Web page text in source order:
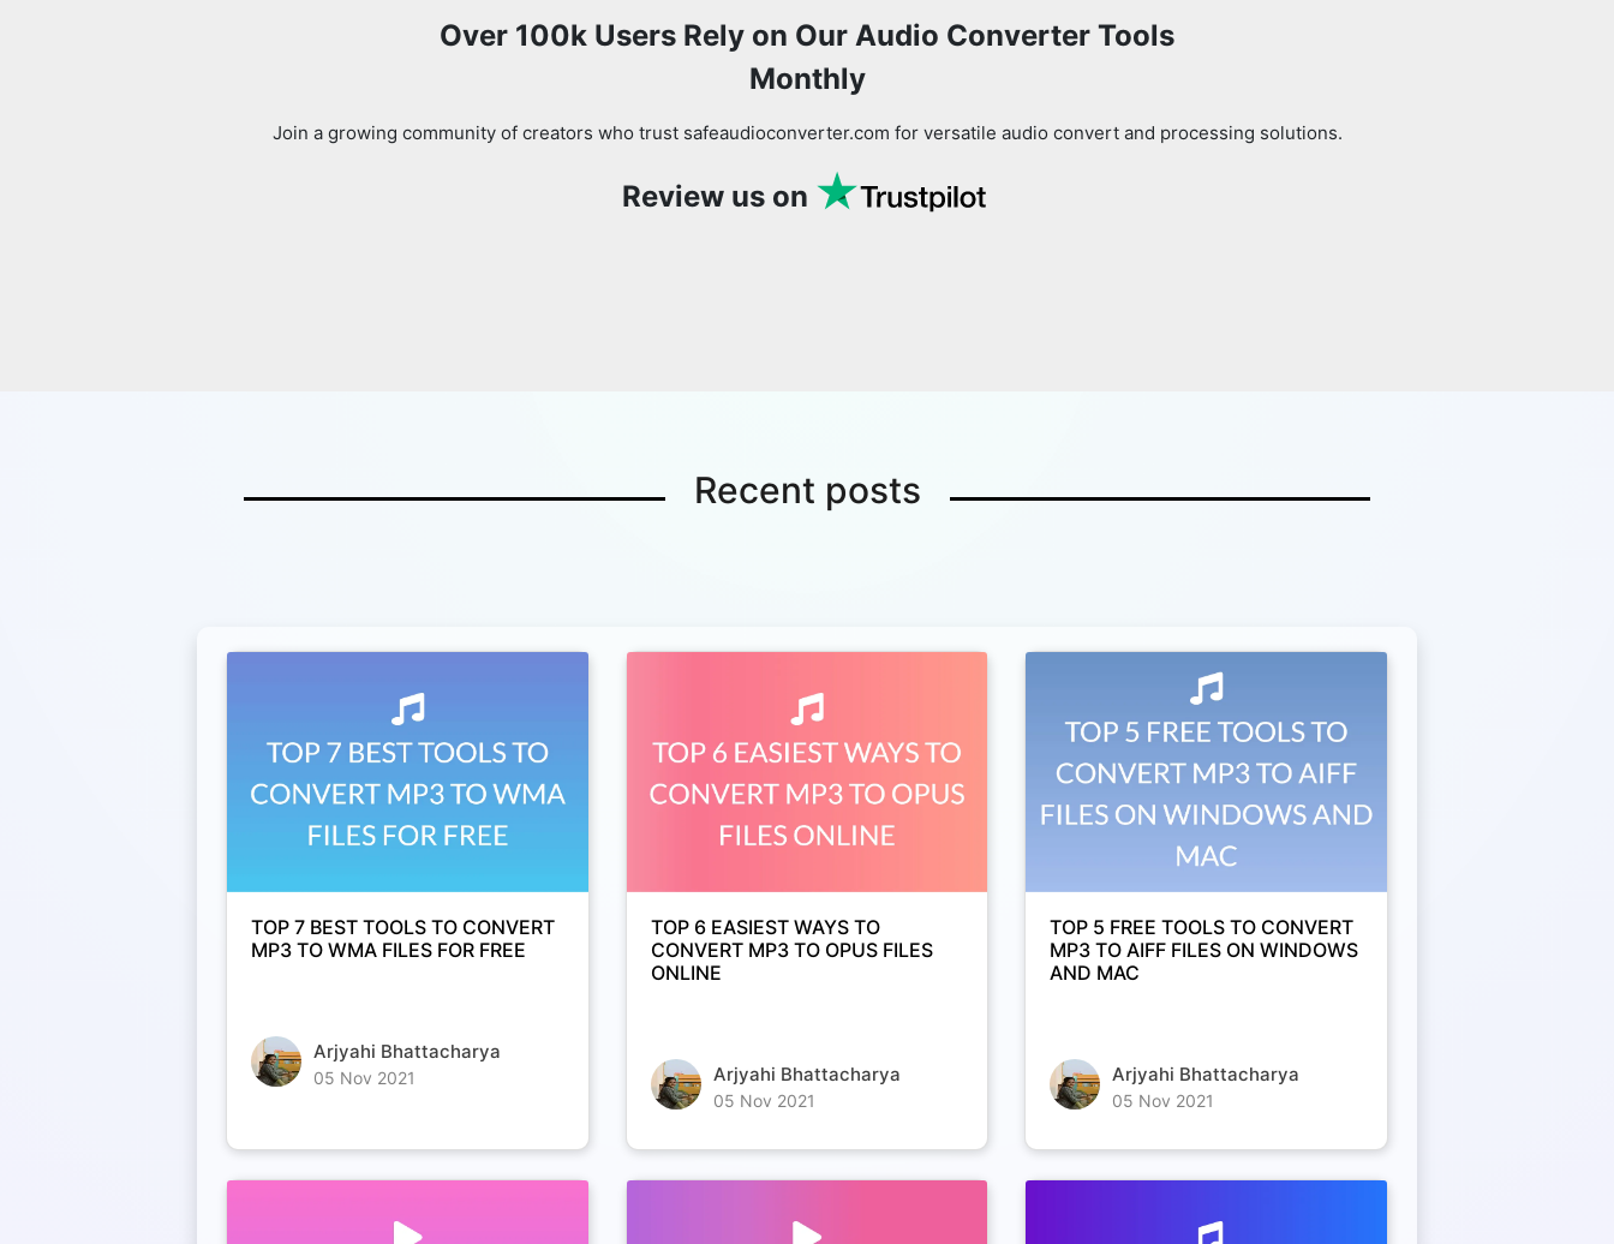
Over 100k Users Rely on Our Audio Converter Tools
Monthly
Join a growing community of creators who trust safeaudioconverter.com for versatile audio convert and processing solutions.
Review us on
Recent posts
TOP 7 BEST TOOLS TO CONVERT
MP3 TO WMA FILES FOR FREE
Arjyahi Bhattacharya
05 Nov 2021
TOP 6 EASIEST WAYS TO
CONVERT MP3 TO OPUS FILES
ONLINE
Arjyahi Bhattacharya
05 Nov 2021
TOP 5 FREE TOOLS TO CONVERT
MP3 TO AIFF FILES ON WINDOWS
AND MAC
Arjyahi Bhattacharya
05 Nov 2021